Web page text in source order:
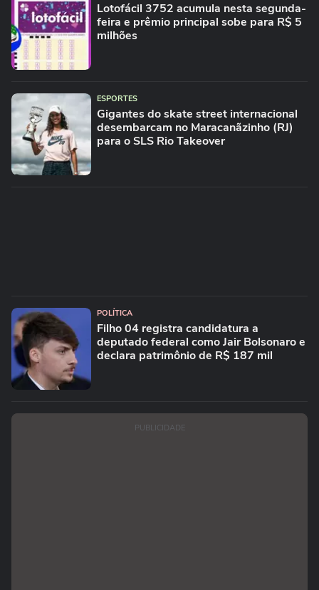
Lotofácil 3752 acumula nesta segunda-
feira e prêmio principal sobe para R$ 5
milhões
ESPORTES
Gigantes do skate street internacional
desembarcam no Maracanãzinho (RJ)
para o SLS Rio Takeover
POLÍTICA
Filho 04 registra candidatura a
deputado federal como Jair Bolsonaro e
declara patrimônio de R$ 187 mil
PUBLICIDADE